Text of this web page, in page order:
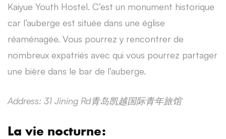
Kaiyue Youth Hostel. C’est un monument historique
car l’auberge est située dans une église
réaménagée. Vous pourrez y rencontrer de
nombreux expatriés avec qui vous pourrez partager
une bière dans le bar de l’auberge.
Address: 31 Jining Rd青岛凯越国际青年旅馆
La vie nocturne: